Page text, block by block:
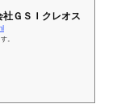
ＧＳＩクレオス
。